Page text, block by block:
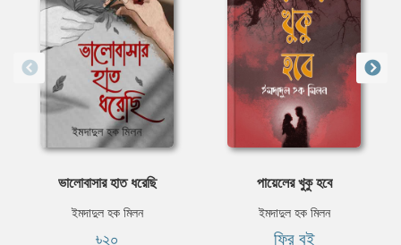
ভালোবাসার হাত ধরেছি
ইমদাদুল হক মিলন
৳২০
পায়েলের খুকু হবে
ইমদাদুল হক মিলন
ফ্রি বই